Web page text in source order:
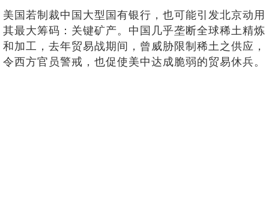
美国若制裁中国大型国有银行，也可能引发北京动用
其最大筹码：关键矿产。中国几乎垄断全球稀土精炼
和加工，去年贸易战期间，曾威胁限制稀土之供应，
令西方官员警戒，也促使美中达成脆弱的贸易休兵。